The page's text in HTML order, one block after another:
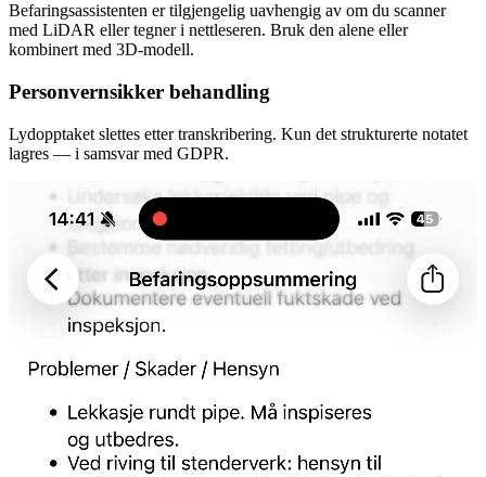
Befaringsassistenten er tilgjengelig uavhengig av om du scanner
med LiDAR eller tegner i nettleseren. Bruk den alene eller
kombinert med 3D-modell.
Personvernsikker behandling
Lydopptaket slettes etter transkribering. Kun det strukturerte notatet
lagres — i samsvar med GDPR.